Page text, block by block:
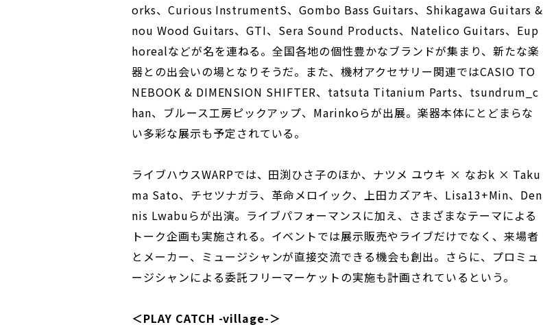
orks、Curious InstrumentS、Gombo Bass Guitars、Shikagawa Guitars &
nou Wood Guitars、GTI、Sera Sound Products、Natelico Guitars、Eup
horealなどが名を連ねる。全国各地の個性豊かなブランドが集まり、新たな楽
器との出会いの場となりそうだ。また、機材アクセサリー関連ではCASIO TO
NEBOOK & DIMENSION SHIFTER、tatsuta Titanium Parts、tsundrum_c
han、ブルース工房ピックアップ、Marinkoらが出展。楽器本体にとどまらな
い多彩な展示も予定されている。
ライブハウスWARPでは、田渕ひさ子のほか、ナツメ ユウキ × なおk × Taku
ma Sato、チセツナガラ、革命メロイック、上田カズアキ、Lisa13+Min、Den
nis Lwabuらが出演。ライブパフォーマンスに加え、さまざまなテーマによる
トーク企画も実施される。イベントでは展示販売やライブだけでなく、来場者
とメーカー、ミュージシャンが直接交流できる機会も創出。さらに、プロミュ
ージシャンによる委託フリーマーケットの実施も計画されているという。
＜PLAY CATCH -village-＞